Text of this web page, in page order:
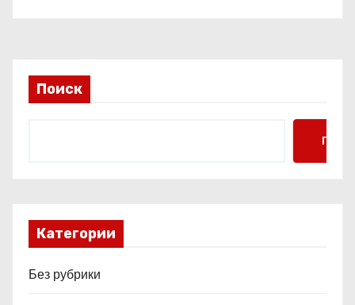
и
с
Поиск
Поиск
Категории
Без рубрики